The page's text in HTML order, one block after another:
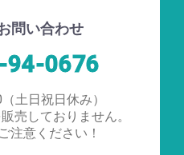
問い合わせ
94-0676
土日祝日休み）
売しておりません。
注意ください！